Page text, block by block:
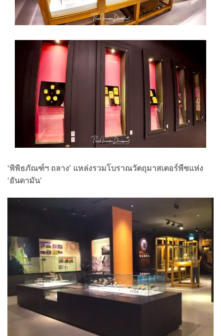
‘พิพิธภัณฑ์ฯ ถลาง’ แหล่งรวมโบราณวัตถุมาสเตอร์พีซแห่ง
‘อันดามัน’